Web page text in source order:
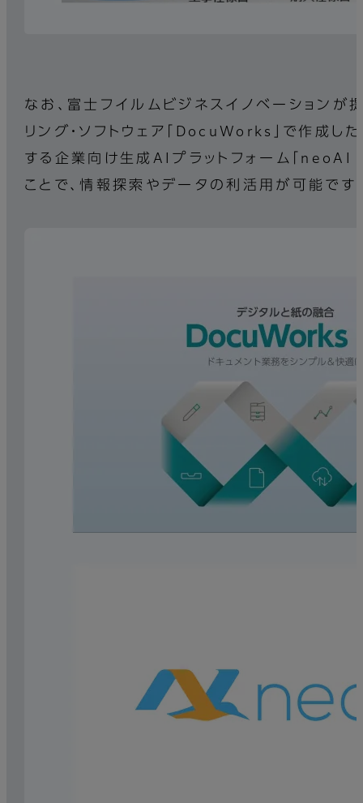
なお、富士フイルムビジネスイノベーションが
リング・ソフトウェア「DocuWorks」で作成
する企業向け生成AIプラットフォーム「neoAI
ことで、情報探索やデータの利活用が可能です